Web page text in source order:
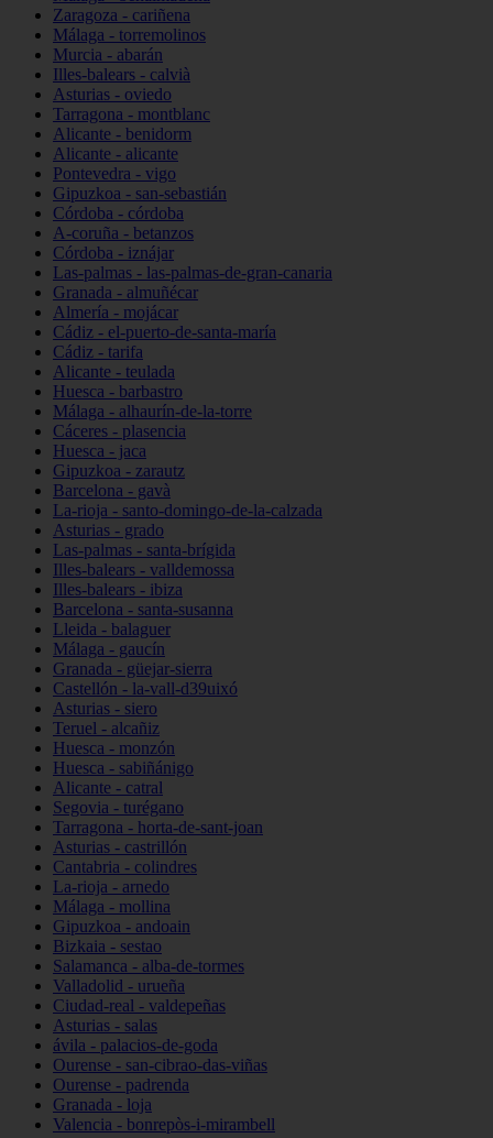
Zaragoza - cariñena
Málaga - torremolinos
Murcia - abarán
Illes-balears - calvià
Asturias - oviedo
Tarragona - montblanc
Alicante - benidorm
Alicante - alicante
Pontevedra - vigo
Gipuzkoa - san-sebastián
Córdoba - córdoba
A-coruña - betanzos
Córdoba - iznájar
Las-palmas - las-palmas-de-gran-canaria
Granada - almuñécar
Almería - mojácar
Cádiz - el-puerto-de-santa-maría
Cádiz - tarifa
Alicante - teulada
Huesca - barbastro
Málaga - alhaurín-de-la-torre
Cáceres - plasencia
Huesca - jaca
Gipuzkoa - zarautz
Barcelona - gavà
La-rioja - santo-domingo-de-la-calzada
Asturias - grado
Las-palmas - santa-brígida
Illes-balears - valldemossa
Illes-balears - ibiza
Barcelona - santa-susanna
Lleida - balaguer
Málaga - gaucín
Granada - güejar-sierra
Castellón - la-vall-d39uixó
Asturias - siero
Teruel - alcañiz
Huesca - monzón
Huesca - sabiñánigo
Alicante - catral
Segovia - turégano
Tarragona - horta-de-sant-joan
Asturias - castrillón
Cantabria - colindres
La-rioja - arnedo
Málaga - mollina
Gipuzkoa - andoain
Bizkaia - sestao
Salamanca - alba-de-tormes
Valladolid - urueña
Ciudad-real - valdepeñas
Asturias - salas
ávila - palacios-de-goda
Ourense - san-cibrao-das-viñas
Ourense - padrenda
Granada - loja
Valencia - bonrepòs-i-mirambell